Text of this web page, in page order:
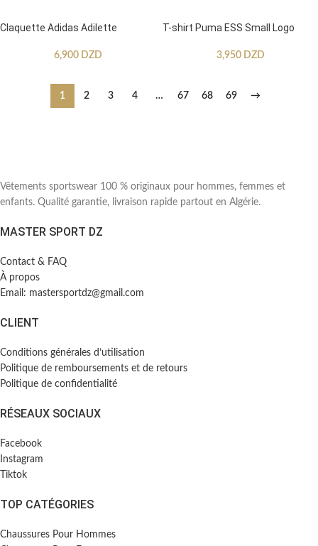
Claquette Adidas Adilette
6,900 DZD
T-shirt Puma ESS Small Logo
3,950 DZD
1 2 3 4 … 67 68 69 →
Vêtements sportswear 100 % originaux pour hommes, femmes et
enfants. Qualité garantie, livraison rapide partout en Algérie.
MASTER SPORT DZ
Contact & FAQ
À propos
Email: mastersportdz@gmail.com
CLIENT
Conditions générales d’utilisation
Politique de remboursements et de retours
Politique de confidentialité
RÉSEAUX SOCIAUX
Facebook
Instagram
Tiktok
TOP CATÉGORIES
Chaussures Pour Hommes